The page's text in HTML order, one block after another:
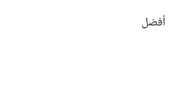
أفضل